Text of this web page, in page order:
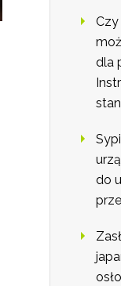
dla
do